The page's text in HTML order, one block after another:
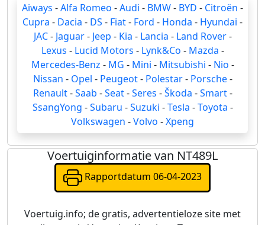
Aiways -Alfa Romeo -Audi - BMW- BYD - Citroën -
Cupra - Dacia - DS - Fiat- Ford - Honda - Hyundai -
JAC- Jaguar- Jeep - Kia - Lancia - Land Rover-
Lexus - Lucid Motors - Lynk&Co - Mazda -
Mercedes-Benz - MG - Mini - Mitsubishi - Nio -
Nissan - Opel - Peugeot- Polestar- Porsche-
Renault-Saab -Seat-Seres -Škoda -Smart-
SsangYong -Subaru -Suzuki -Tesla -Toyota -
Volkswagen -Volvo -Xpeng
Voertuiginformatie van NT489L
Rapportdatum 06-04-2023
Voertuig.info; de gratis, advertentieloze site met